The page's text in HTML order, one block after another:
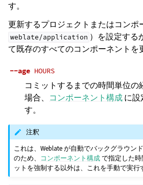
す。
更新するプロジェクトまたはコンポ
weblate/application ）を設定する
て既存のすべてのコンポーネントを
--age HOURS
コミットするまでの時間単位の
場合、 コンポーネント構成に設
す。
注釈
これは、Weblate が自動でバックグラウン
のため、
コンポーネント構成で指定した時
ットを強制する以外は、これを手動で実行